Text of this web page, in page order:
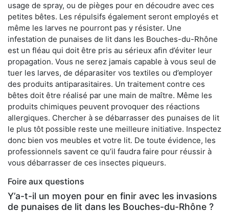
usage de spray, ou de pièges pour en découdre avec ces
petites bêtes. Les répulsifs également seront employés et
même les larves ne pourront pas y résister. Une
infestation de punaises de lit dans les Bouches-du-Rhône
est un fléau qui doit être pris au sérieux afin d’éviter leur
propagation. Vous ne serez jamais capable à vous seul de
tuer les larves, de déparasiter vos textiles ou d’employer
des produits antiparasitaires. Un traitement contre ces
bêtes doit être réalisé par une main de maître. Même les
produits chimiques peuvent provoquer des réactions
allergiques. Chercher à se débarrasser des punaises de lit
le plus tôt possible reste une meilleure initiative. Inspectez
donc bien vos meubles et votre lit. De toute évidence, les
professionnels savent ce qu’il faudra faire pour réussir à
vous débarrasser de ces insectes piqueurs.
Foire aux questions
Y’a-t-il un moyen pour en finir avec les invasions
de punaises de lit dans les Bouches-du-Rhône ?